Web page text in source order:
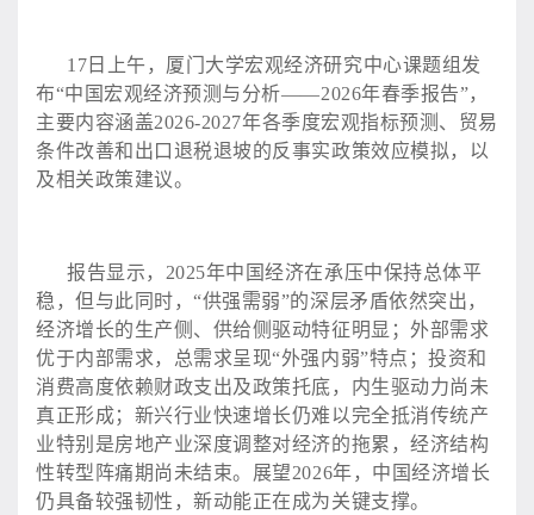
17日上午，厦门大学宏观经济研究中心课题组发
布“中国宏观经济预测与分析——2026年春季报告”，
主要内容涵盖2026-2027年各季度宏观指标预测、贸易
条件改善和出口退税退坡的反事实政策效应模拟，以
及相关政策建议。
报告显示， 2025年中国经济在承压中保持总体平
稳，但与此同时，“供强需弱”的深层矛盾依然突出，
经济增长的生产侧、供给侧驱动特征明显；外部需求
优于内部需求，总需求呈现“外强内弱”特点；投资和
消费高度依赖财政支出及政策托底，内生驱动力尚未
真正形成；新兴行业快速增长仍难以完全抵消传统产
业特别是房地产业深度调整对经济的拖累，经济结构
性转型阵痛期尚未结束。展望2026年，中国经济增长
仍具备较强韧性，新动能正在成为关键支撑。